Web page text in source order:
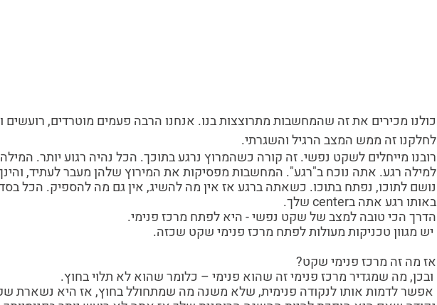
כולנו מכירים את זה שהמחשבות מתרוצצות בנו. אנחנו הרבה פעמים מוטרדים, רועשים
לחלקנו זה ממש המצב הרגיל והשגרתי.
רובנו מייחלים לשקט נפשי. זה קורה כשהמרוץ נרגע בתוכך. הכל נהיה רגוע יותר.
למילה רגע. אתה נוכח ב"רגע". המחשבות מפסיקות את המירוץ שלהן מעבר לעתיד,
נושם לתוכו, נפתח בתוכו. כשאתה ברגע אז אין מה להשיג, אין גם מה להספיק. הכל
באותו רגע אתה בcenter שלך.
הדרך הכי טובה למצב של שקט נפשי - היא לפתח מרכז פנימי.
אז מה זה מרכז פנימי שקט?
אפשר לדמות אותו לנקודה פנימית, שלא משנה מה שמתחולל בחוץ, אז היא נשארת